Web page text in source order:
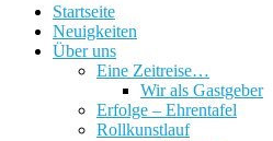
Startseite
Neuigkeiten
Über uns
Eine Zeitreise…
Wir als Gastgeber
Erfolge – Ehrentafel
Rollkunstlauf